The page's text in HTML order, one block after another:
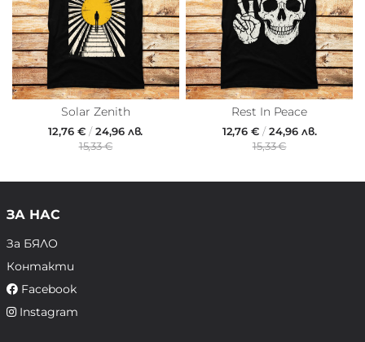
Solar Zenith
12,76 € /24,96 лв.
15,33 €
Rest In Peace
12,76 €/24,96 лв.
15,33 €
ЗА НАС
За БЯЛО
Контакти
Facebook
Instagram